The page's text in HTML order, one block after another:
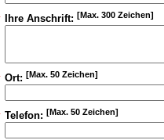
Ihre Anschrift: [Max. 300 Zeichen]
Ort: [Max. 50 Zeichen]
Telefon: [Max. 50 Zeichen]